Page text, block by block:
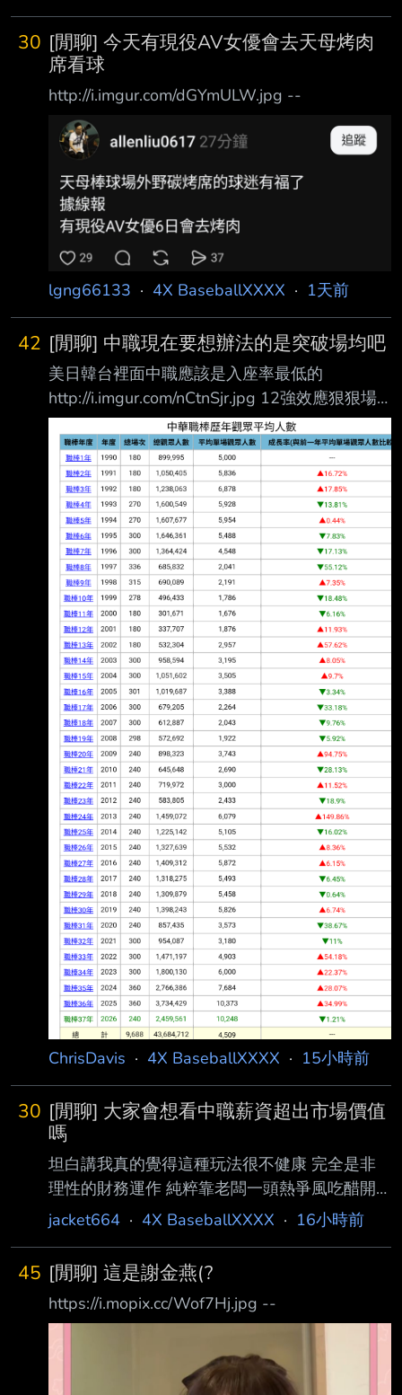
30 [閒聊] 今天有現役AV女優會去天母烤肉
席看球
http://i.imgur.com/dGYmULW.jpg --
lgng66133 · 4X BaseballXXXX · 1天前
42 [閒聊] 中職現在要想辦法的是突破場均吧
美日韓台裡面中職應該是入座率最低的
http://i.imgur.com/nCtnSjr.jpg 12強效應狠狠場
均破了三千 但今年目前還是下滑2%，而且平日
票房就是差 甚至假日還要靠活動日才有辦法滿
場 中職今年目前滿場也8場而已 -- --
ChrisDavis · 4X BaseballXXXX · 15小時前
30 [閒聊] 大家會想看中職薪資超出市場價值
嗎
坦白講我真的覺得這種玩法很不健康 完全是非
理性的財務運作 純粹靠老闆一頭熱爭風吃醋開
出來的價錢 這是能持續多久？ 所有加盟的球隊
反逼中職開一些不合理的數字 我真的建議領隊
會議開始討論薪資上限 ----- Sent from JPTT on
my iPhone -- 希望如此，現在給球員待遇已經不
籃版也開始質疑這個數字了 有能力破紀錄的都
選擇旅外啦 不是所有人都懂，就怕球迷瞎起鬨
jacket664 · 4X BaseballXXXX · 16小時前
45 [閒聊] 這是謝金燕(?
https://i.mopix.cc/Wof7Hj.jpg --